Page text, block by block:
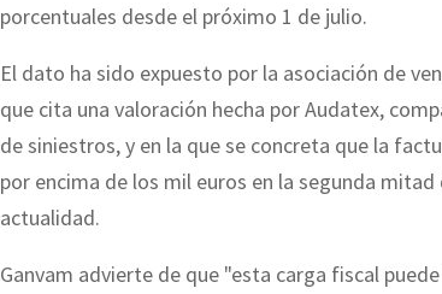
porcentuales desde el próximo 1 de julio.
El dato ha sido expuesto por la asociación de
que cita una valoración hecha por Audatex,
de siniestros, y en la que se concreta que la
por encima de los mil euros en la segunda mitad
actualidad.
Ganvam advierte de que "esta carga fiscal